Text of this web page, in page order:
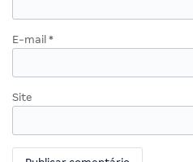
E-mail *
Site